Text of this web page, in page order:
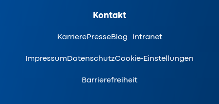
Kontakt
KarrierePresseBlog Intranet
ImpressumDatenschutzCookie-Einstellungen
Barrierefreiheit